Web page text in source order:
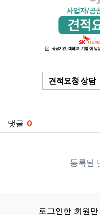
견적요청 상담
댓글 0
등록된
로그인한 회원